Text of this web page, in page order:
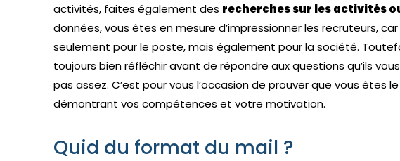
activités, faites également des recherches sur les activités
données, vous êtes en mesure d’impressionner les recruteurs,
seulement pour le poste, mais également pour la société.
toujours bien réfléchir avant de répondre aux questions qu’ils
pas assez. C’est pour vous l’occasion de prouver que vous
démontrant vos compétences et votre motivation.
Quid du format du mail ?